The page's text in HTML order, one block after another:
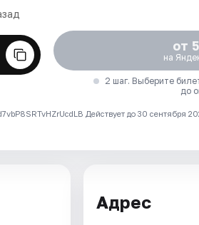
от
на
2 шаг. Выберите
до
Действует до 30 сентября
Адрес